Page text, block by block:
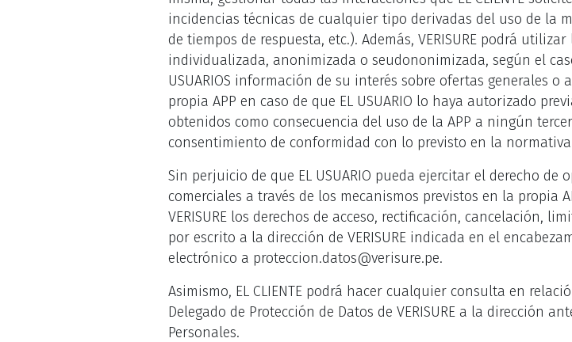
incidencias técnicas de cualquier tipo derivadas del uso de la
de tiempos de respuesta, etc.). Además, VERISURE podrá
individualizada, anonimizada o seudononimizada, según el
USUARIOS información de su interés sobre ofertas generales
propia APP en caso de que EL USUARIO lo haya autorizado
obtenidos como consecuencia del uso de la APP a ningún
consentimiento de conformidad con lo previsto en la
Sin perjuicio de que EL USUARIO pueda ejercitar el derecho
comerciales a través de los mecanismos previstos en la propia
VERISURE los derechos de acceso, rectificación, cancelación,
por escrito a la dirección de VERISURE indicada en el
electrónico a proteccion.datos@verisure.pe.
Asimismo, EL CLIENTE podrá hacer cualquier consulta en
Delegado de Protección de Datos de VERISURE a la dirección
Personales.